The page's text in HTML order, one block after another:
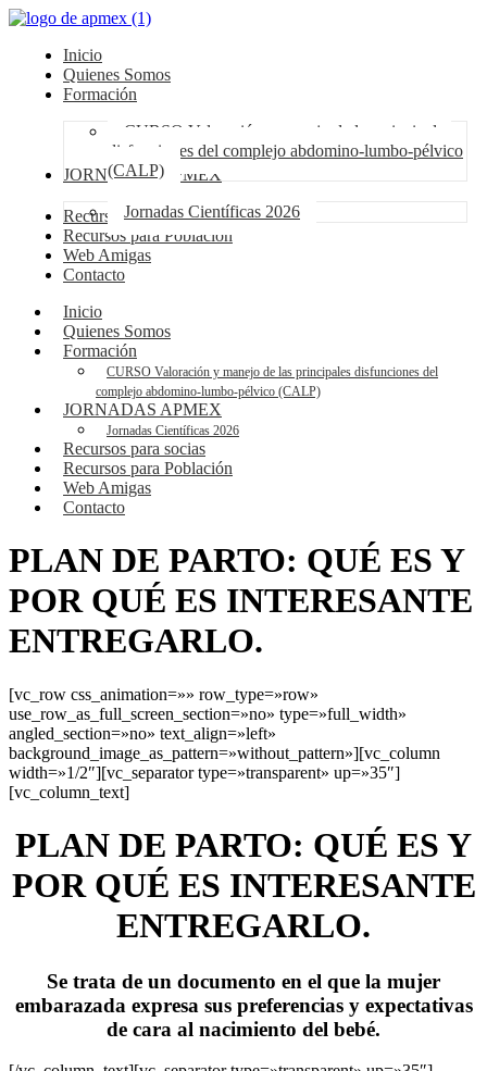
Inicio
Quienes Somos
Formación
CURSO Valoración y manejo de las principales
disfunciones del complejo abdomino-lumbo-pélvico
(CALP)
JORNADAS APMEX
Jornadas Científicas 2026
Recursos para socias
Recursos para Población
Web Amigas
Contacto
Inicio
Quienes Somos
Formación
CURSO Valoración y manejo de las principales disfunciones del
complejo abdomino-lumbo-pélvico (CALP)
JORNADAS APMEX
Jornadas Científicas 2026
Recursos para socias
Recursos para Población
Web Amigas
Contacto
PLAN DE PARTO: QUÉ ES Y
POR QUÉ ES INTERESANTE
ENTREGARLO.
[vc_row css_animation=»» row_type=»row»
use_row_as_full_screen_section=»no» type=»full_width»
angled_section=»no» text_align=»left»
background_image_as_pattern=»without_pattern»][vc_column
width=»1/2″][vc_separator type=»transparent» up=»35″]
[vc_column_text]
PLAN DE PARTO: QUÉ ES Y
POR QUÉ ES INTERESANTE
ENTREGARLO.
Se trata de un documento en el que la mujer
embarazada expresa sus preferencias y expectativas
de cara al nacimiento del bebé.